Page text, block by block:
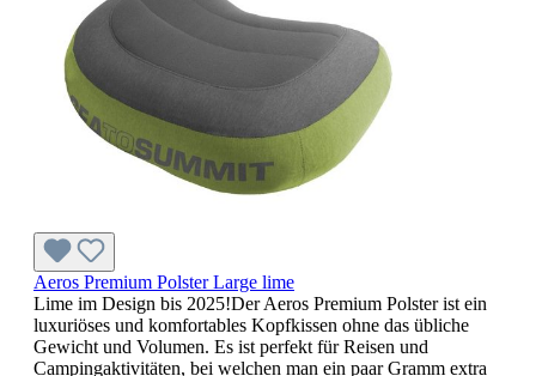
Aeros Premium Polster Large lime
Lime im Design bis 2025!Der Aeros Premium Polster ist ein
luxuriöses und komfortables Kopfkissen ohne das übliche
Gewicht und Volumen. Es ist perfekt für Reisen und
Campingaktivitäten, bei welchen man ein paar Gramm extra